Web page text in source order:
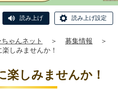
読み上げ 読み上げ設定
ゃんネット ＞ 募集情報
＞
楽しみませんか！
楽しみませんか！